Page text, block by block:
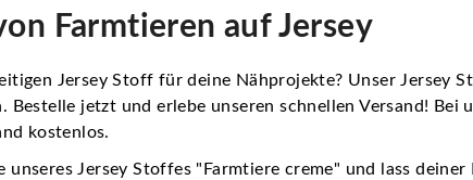
Farmtieren auf Jersey
Jersey Stoff für deine Nähprojekte? Unser Jersey
jetzt und erlebe unseren schnellen Versand! Bei
kostenlos.
unseres Jersey Stoffes "Farmtiere creme" und lass